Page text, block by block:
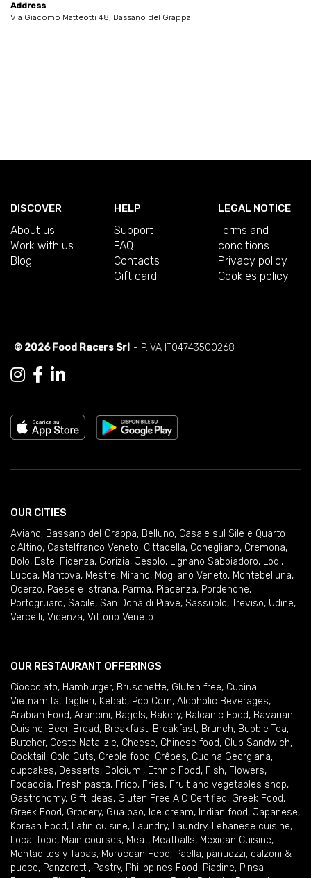
Address
Via Giacomo Matteotti 48, Bassano del Grappa
DISCOVER
About us
Work with us
Blog
HELP
Support
FAQ
Contacts
Gift card
LEGAL NOTICE
Terms and
conditions
Privacy policy
Cookies policy
© 2026 Food Racers Srl - P.IVA IT04743500268
OUR CITIES
Aviano, Bassano del Grappa, Belluno, Casale sul Sile e Quarto
d'Altino, Castelfranco Veneto, Cittadella, Conegliano, Cremona,
Dolo, Este, Fidenza, Gorizia, Jesolo, Lignano Sabbiadoro, Lodi,
Lucca, Mantova, Mestre, Mirano, Mogliano Veneto, Montebelluna,
Oderzo, Paese e Istrana, Parma, Piacenza, Pordenone,
Portogruaro, Sacile, San Donà di Piave, Sassuolo, Treviso, Udine,
Vercelli, Vicenza, Vittorio Veneto
OUR RESTAURANT OFFERINGS
Cioccolato, Hamburger, Bruschette, Gluten free, Cucina
Vietnamita, Taglieri, Kebab, Pop Corn, Alcoholic Beverages,
Arabian Food, Arancini, Bagels, Bakery, Balcanic Food, Bavarian
Cuisine, Beer, Bread, Breakfast, Breakfast, Brunch, Bubble Tea,
Butcher, Ceste Natalizie, Cheese, Chinese food, Club Sandwich,
Cocktail , Cold Cuts, Creole food, Crêpes, Cucina Georgiana,
cupcakes, Desserts, Dolciumi, Ethnic Food, Fish, Flowers,
Focaccia, Fresh pasta, Frico, Fries, Fruit and vegetables shop,
Gastronomy, Gift ideas, Gluten Free AIC Certified, Greek Food,
Greek Food, Grocery, Gua bao, Ice cream, Indian food, Japanese,
Korean Food, Latin cuisine, Laundry, Laundry, Lebanese cuisine,
Local food, Main courses, Meat, Meatballs, Mexican Cuisine,
Montaditos y Tapas, Moroccan Food, Paella, panuozzi, calzoni &
pucce, Panzerotti, Pastry, Philippines Food, Piadine, Pinsa